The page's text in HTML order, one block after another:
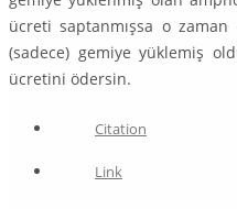
ücreti saptanmışsa o
(sadece) gemiye yüklemiş
ücretini ödersin.
Citation
Link